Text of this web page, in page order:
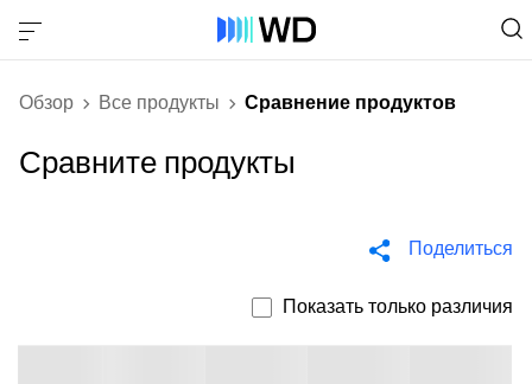
Обзор Все продукты Сравнение продуктов
Сравните продукты
Поделиться
Показать только различия